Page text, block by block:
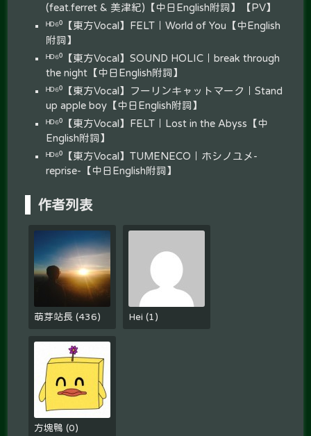
(feat.ferret & 美津紀)【中日English附詞】【PV】
ᴴᴰ⁶⁰【東方Vocal】FELT｜World of You【中English
附詞】
ᴴᴰ⁶⁰【東方Vocal】SOUND HOLIC｜break through
the night【中日English附詞】
ᴴᴰ⁶⁰【東方Vocal】フーリンキャットマーク｜Stand
up apple boy【中日English附詞】
ᴴᴰ⁶⁰【東方Vocal】FELT｜Lost in the Abyss【中
English附詞】
ᴴᴰ⁶⁰【東方Vocal】TUMENECO｜ホシノユメ-
reprise-【中日English附詞】
作者列表
萌芽站長(436) Hei(1 )
方塊鴨(0)